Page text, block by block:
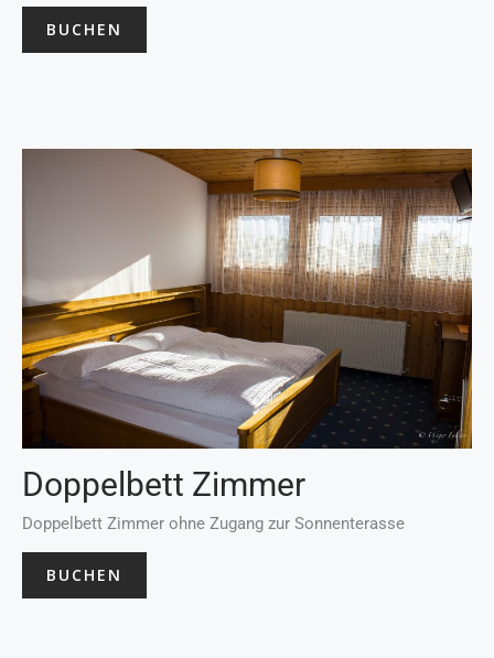
BUCHEN
Doppelbett Zimmer
Doppelbett Zimmer ohne Zugang zur Sonnenterasse
BUCHEN